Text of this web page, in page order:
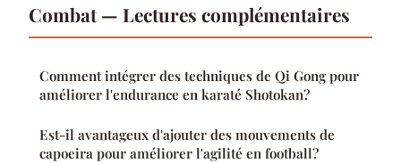
Combat — Lectures complémentaires
Comment intégrer des techniques de Qi Gong pour
améliorer l'endurance en karaté Shotokan?
Est-il avantageux d'ajouter des mouvements de
capoeira pour améliorer l'agilité en football?